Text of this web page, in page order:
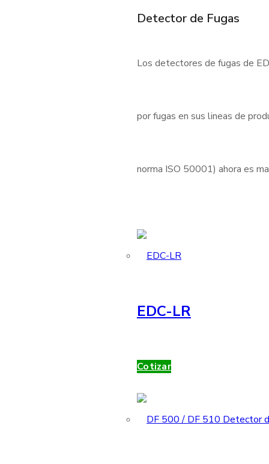
Detector de Fugas
Los detectores de fugas de
por fugas en sus lineas de
norma ISO 50001) ahora es
EDC-LR
Cotizar